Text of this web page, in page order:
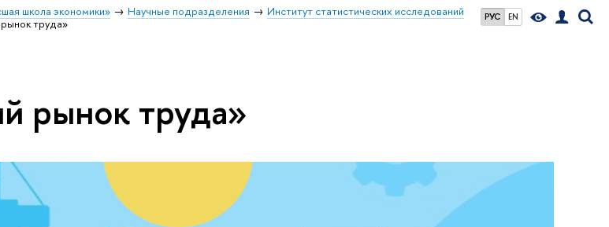
РУС EN
школа экономики» Научные подразделения
Институт статистических исследований
труда»
рынок труда»